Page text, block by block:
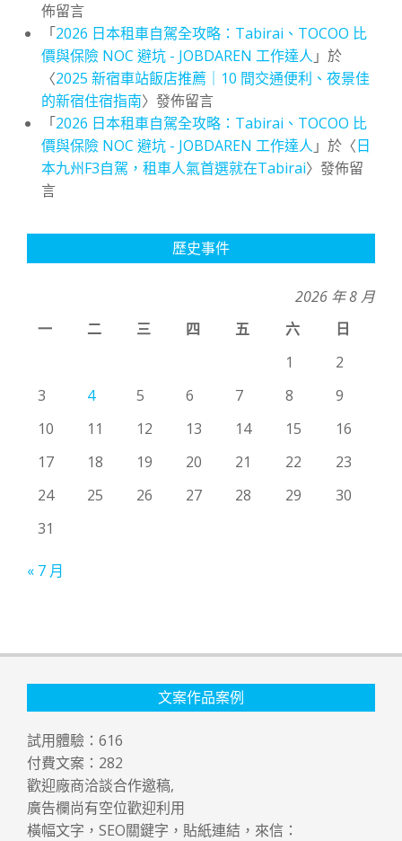
佈留言
「2026 日本租車自駕全攻略：Tabirai、TOCOO 比
價與保險 NOC 避坑 - JOBDAREN 工作達人 」於
〈2025 新宿車站飯店推薦｜10 間交通便利、夜景佳
的新宿住宿指南〉發佈留言
「2026 日本租車自駕全攻略：Tabirai、TOCOO 比
價與保險 NOC 避坑 - JOBDAREN 工作達人 」於〈日
本九州F3自駕，租車人氣首選就在Tabirai〉發佈留
言
歷史事件
2026 年 8 月
一
二 三 四 五 六
日
1
2
3
4 5 6 7 8
9
10
11 12 13 14 15
16
17
18 19 20 21 22
23
24
25 26 27 28 29
30
31
« 7 月
文案作品案例
試用體驗： 616
付費文案： 282
歡迎廠商洽談合作邀稿,
廣告欄尚有空位歡迎利用
橫幅文字，SEO關鍵字，貼紙連結，來信：